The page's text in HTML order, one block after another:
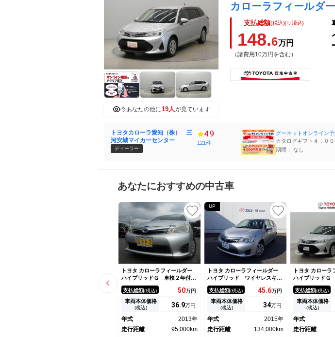
今あなたの他に19人が見ています
支払総額(税込)(リ済込)
148.6万円
（諸費用10万円を含む）
トヨタカローラ愛知（株） 三
河安城マイカーセンター
ディーラー
4.9
121件
グーネットオンライン
カタログギフト４，０
期間： なし
あなたにおすすめの中古車
トヨタ カローラフィールダー
ハイブリッドＧ 車検２年付
き ＳＤナビ／ＣＤ／ＤＶＤ／
ＳＤ／Ｂｌｕｅｔｏｏｔｈ／フ
ルセグＴＶ バックカメラ ス
マートキー プッシュスタート
支払総額(税込) 50万円
車両本体価格
(税込) 36.9万円
年式
2013年
走行距離
95,000km
UP
トヨタ カローラフィールダー
ハイブリッド ワイヤレスキ
ー 助手席エアバッグ ＡＵＸ
接続 Ｂモニター エアバッ
グ 横滑り防止機能 ワンセグ
ＴＶ 点検記録簿 サイドカー
ン パワーウィンドウ パワー
ステアリング ＥＴＣ
支払総額(税込) 45.6万円
車両本体価格
(税込) 34万円
年式
2015年
走行距離
134,000km
トヨタ カローラ
ハイブリッドＧ
トリーキー セ
インテリクリア
リヤカメラ サ
ストップ 横滑
ＰＳ フルセグ
転席エアバッグ
支払総額(税込)
車両本体価格
(税込)
年式
走行距離